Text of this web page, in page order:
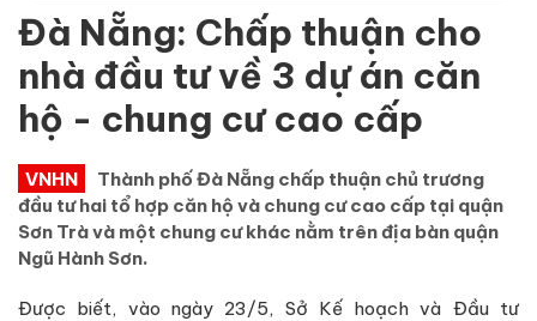
Đà Nẵng: Chấp thuận cho
nhà đầu tư về 3 dự án căn
hộ - chung cư cao cấp
VNHN
Thành phố Đà Nẵng chấp thuận chủ trương
đầu tư hai tổ hợp căn hộ và chung cư cao cấp tại quận
Sơn Trà và một chung cư khác nằm trên địa bàn quận
Ngũ Hành Sơn.
Được biết, vào ngày 23/5, Sở Kế hoạch và Đầu tư